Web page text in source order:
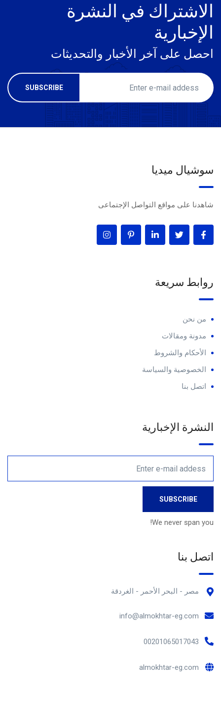
الاشتراك في النشرة
الإخبارية
احصل على آخر الأخبار والتحديثات
سوشيال ميديا
شاهدنا على مواقع التواصل الإجتماعى
روابط سريعة
من نحن
مدونة ومقالات
الأحكام والشروط
الخصوصية والسياسة
اتصل بنا
النشرة الإخبارية
We never span you!
اتصل بنا
مصر - البحر الأحمر - الغردقة
info@almokhtar-eg.com
00201065017043
almokhtar-eg.com